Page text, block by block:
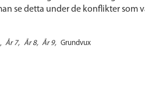
se detta under de konflikter som
År 7 År 8 År 9 Grundvux